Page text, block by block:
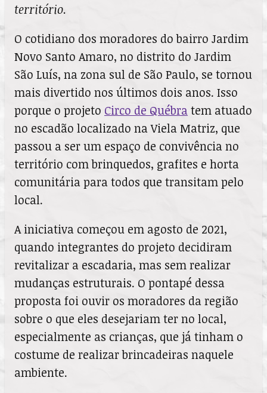
território.
O cotidiano dos moradores do bairro Jardim
Novo Santo Amaro, no distrito do Jardim
São Luís, na zona sul de São Paulo, se tornou
mais divertido nos últimos dois anos. Isso
porque o projeto Circo de Québratem atuado
no escadão localizado na Viela Matriz, que
passou a ser um espaço de convivência no
território com brinquedos, grafites e horta
comunitária para todos que transitam pelo
local.
A iniciativa começou em agosto de 2021,
quando integrantes do projeto decidiram
revitalizar a escadaria, mas sem realizar
mudanças estruturais. O pontapé dessa
proposta foi ouvir os moradores da região
sobre o que eles desejariam ter no local,
especialmente as crianças, que já tinham o
costume de realizar brincadeiras naquele
ambiente.